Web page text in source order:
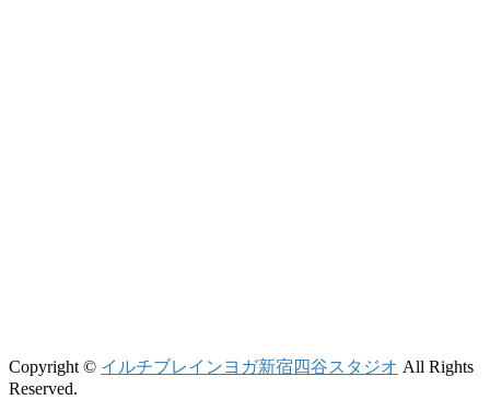
Copyright © イルチブレインヨガ新宿四谷スタジオ All Rights
Reserved.